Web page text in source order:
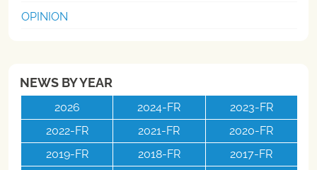
OPINION
NEWS BY YEAR
2026 2024-FR
2023-FR
2022-FR
2021-FR
2020-FR
2019-FR
2018-FR
2017-FR